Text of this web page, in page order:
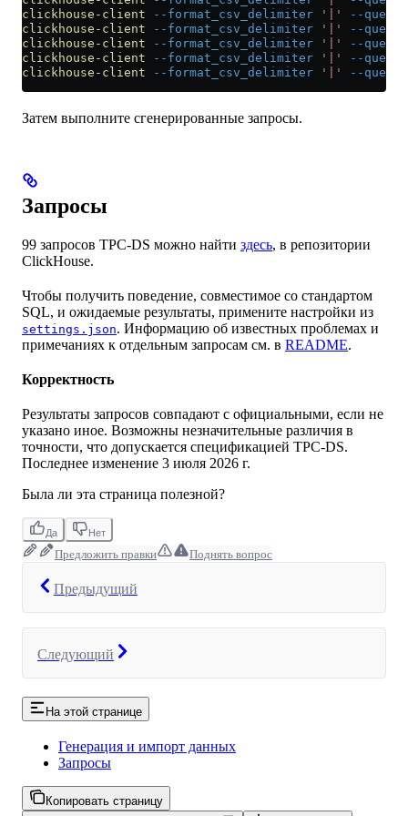
clickhouse-client --format_csv_delimiter '|' --query
clickhouse-client --format_csv_delimiter '|' --query
clickhouse-client --format_csv_delimiter '|' --query
clickhouse-client --format_csv_delimiter '|' --query
clickhouse-client --format_csv_delimiter '|' --query
Затем выполните сгенерированные запросы.
Запросы
99 запросов TPC-DS можно найти здесь, в репозитории
ClickHouse.
Чтобы получить поведение, совместимое со стандартом
SQL, и ожидаемые результаты, примените настройки из
settings.json. Информацию об известных проблемах и
примечаниях к отдельным запросам см. в README.
Корректность
Результаты запросов совпадают с официальными, если не
указано иное. Возможны незначительные различия в
точности, что допускается спецификацией TPC-DS.
Последнее изменение 3 июля 2026 г.
Была ли эта страница полезной?
Да Нет
Предложить правки Поднять вопрос
Предыдущий
Следующий
На этой странице
Генерация и импорт данных
Запросы
Копировать страницу